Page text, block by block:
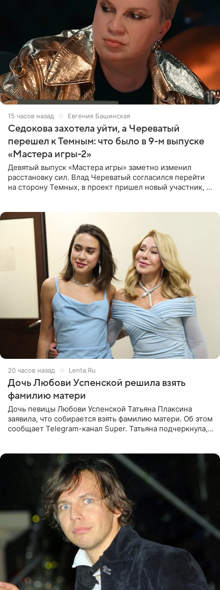
15 часов назад Евгения Башинская
Седокова захотела уйти, а Череватый
перешел к Темным: что было в 9-м выпуске
«Мастера игры-2»
Девятый выпуск «Мастера игры» заметно изменил
расстановку сил. Влад Череватый согласился перейти
на сторону Темных, в проект пришел новый участник, а
20 часов назад Lenta.Ru
Дочь Любови Успенской решила взять
фамилию матери
Дочь певицы Любови Успенской Татьяна Плаксина
заявила, что собирается взять фамилию матери. Об этом
сообщает Telegram-канал Super. Татьяна подчеркнула,